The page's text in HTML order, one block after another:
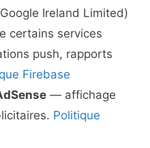
Ireland Limited)
certains services
push, rapports
Firebase
— affichage
Politique